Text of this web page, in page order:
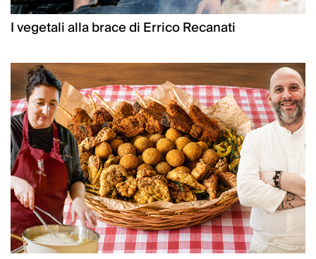
I vegetali alla brace di Errico Recanati